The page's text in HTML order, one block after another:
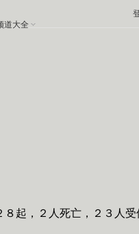
道大全
，２人死亡，２３人